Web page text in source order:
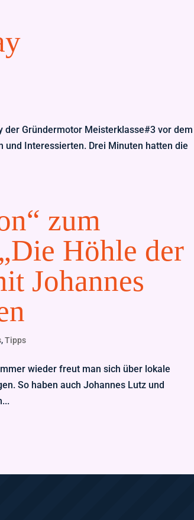
der Gründermotor Meisterklasse#3 vor dem
Interessierten. Drei Minuten hatten die
zum
Höhle der
Johannes
,Tipps
wieder freut man sich über lokale
So haben auch Johannes Lutz und